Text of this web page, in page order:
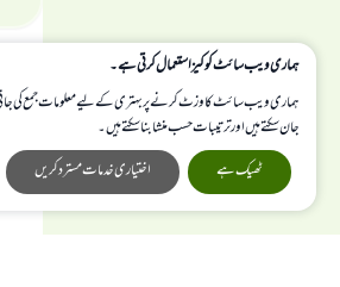
ہماری ویب سائٹ کوکیز استعمال کرتی ہے۔
ہماری ویب سائٹ کا وزٹ کرنے پر بہتری کے لیے معلومات جمع کی
جان سکتے ہیں اور ترتیبات حسب منشا بنا سکتے ہیں۔
اختیاری خدمات مسترد کریں ٹھیک ہے